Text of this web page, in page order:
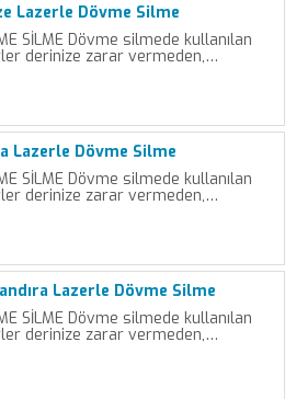
Lazerle Dövme Silme
SİLME Dövme silmede kullanılan
derinize zarar vermeden,…
Lazerle Dövme Silme
SİLME Dövme silmede kullanılan
derinize zarar vermeden,…
Lazerle Dövme Silme
SİLME Dövme silmede kullanılan
derinize zarar vermeden,…